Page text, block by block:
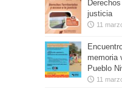
justicia
11
memoria
Pueblo
11